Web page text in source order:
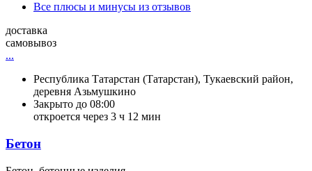
Все плюсы и минусы из отзывов
доставка
самовывоз
...
Республика Татарстан (Татарстан), Тукаевский район,
деревня Азьмушкино
Закрыто до 08:00
откроется через 3 ч 12 мин
Бетон